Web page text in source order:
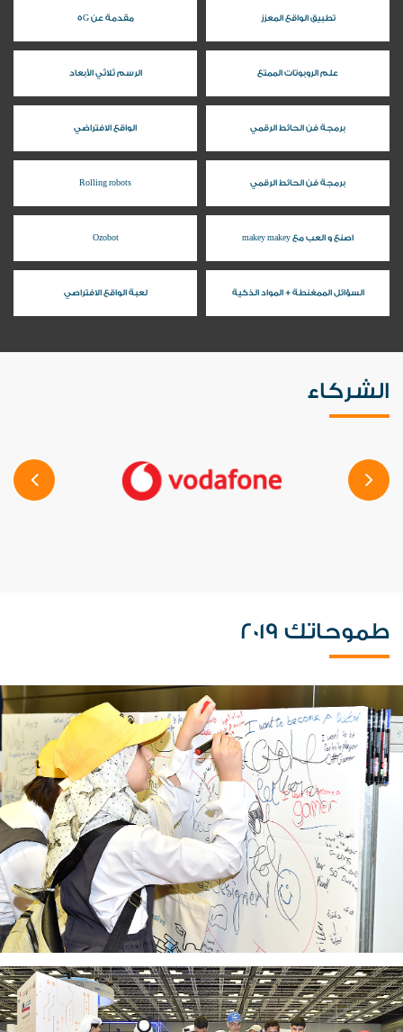
تطبيق الواقع المعزز مقدمة عن 5G
علم الروبوتات الممتع الرسم ثلاثي الأبعاد
برمجة فن الحائط الرقمي الواقع الافتراضي
برمجة فن الحائط الرقمي Rolling robots
اصنع و العب مع makey makey Ozobot
السؤائل الممغنطة + المواد الذكية لعبة الواقع الافتراصي
الشركاء
طموحاتك 2019